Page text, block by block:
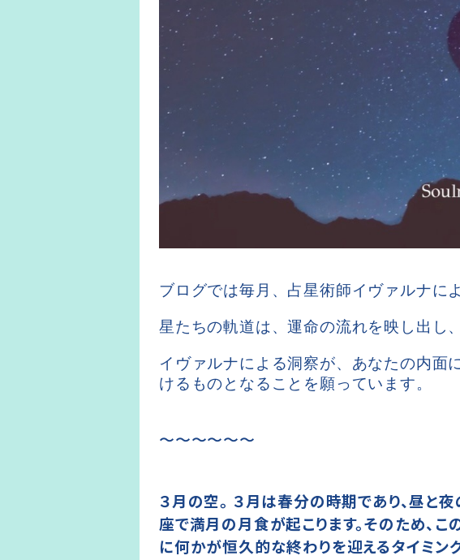
ブログでは毎月、占星術師イヴァルナに
星たちの軌道は、運命の流れを映し出し
イヴァルナによる洞察が、あなたの内面
けるものとなることを願っています。
〜〜〜〜〜〜
３月の空。 ３月は春分の時期であり、昼と
座で満月の月食が起こります。そのため、
に何かが恒久的な終わりを迎えるタイミン